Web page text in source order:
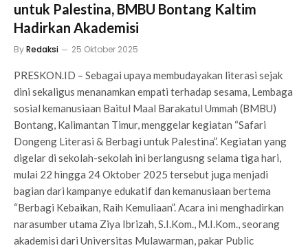
untuk Palestina, BMBU Bontang Kaltim
Hadirkan Akademisi
ByRedaksi 25 Oktober 2025
PRESKON.ID – Sebagai upaya membudayakan literasi sejak
dini sekaligus menanamkan empati terhadap sesama, Lembaga
sosial kemanusiaan Baitul Maal Barakatul Ummah (BMBU)
Bontang, Kalimantan Timur, menggelar kegiatan “Safari
Dongeng Literasi & Berbagi untuk Palestina”. Kegiatan yang
digelar di sekolah-sekolah ini berlangusng selama tiga hari,
mulai 22 hingga 24 Oktober 2025 tersebut juga menjadi
bagian dari kampanye edukatif dan kemanusiaan bertema
“Berbagi Kebaikan, Raih Kemuliaan”. Acara ini menghadirkan
narasumber utama Ziya Ibrizah, S.I.Kom., M.I.Kom., seorang
akademisi dari Universitas Mulawarman, pakar Public